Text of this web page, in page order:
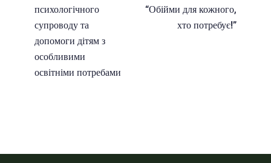
психологічного
супроводу та
допомоги дітям з
особливими
освітніми потребами
“Обійми для кожного,
хто потребує!”